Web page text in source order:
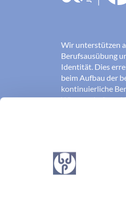
Wir unterstützen
Berufsausübung
Identität. Dies
beim Aufbau der
kontinuierliche
Wissenschaft und
Wir erschließen
Erkenntnisse der
umgesetzt
Psychologinnen
vertreten eigene
Berufsverband